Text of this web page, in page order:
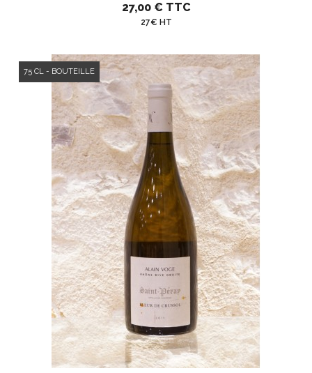
27,00 € TTC
27€ HT
75 CL - BOUTEILLE